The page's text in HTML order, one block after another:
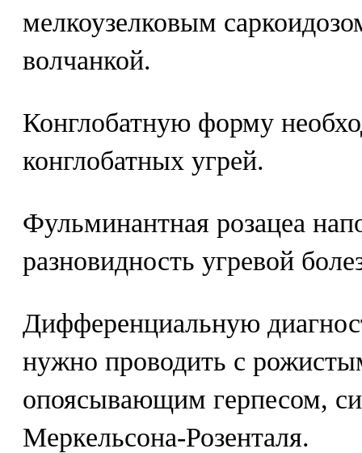
мелкоузелковым
волчанкой.
Конглобатную форму
конглобатных угрей.
Фульминантная розацеа
разновидность угревой
Дифференциальную
нужно проводить с
опоясывающим герпесом,
Меркельсона-Розенталя.